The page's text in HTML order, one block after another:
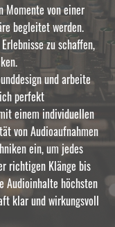
Momente von einer
begleitet werden.
zu schaffen,
und arbeite
perfekt
einem individuellen
von Audioaufnahmen
ein, um jedes
richtigen Klänge bis
Audioinhalte höchsten
klar und wirkungsvoll